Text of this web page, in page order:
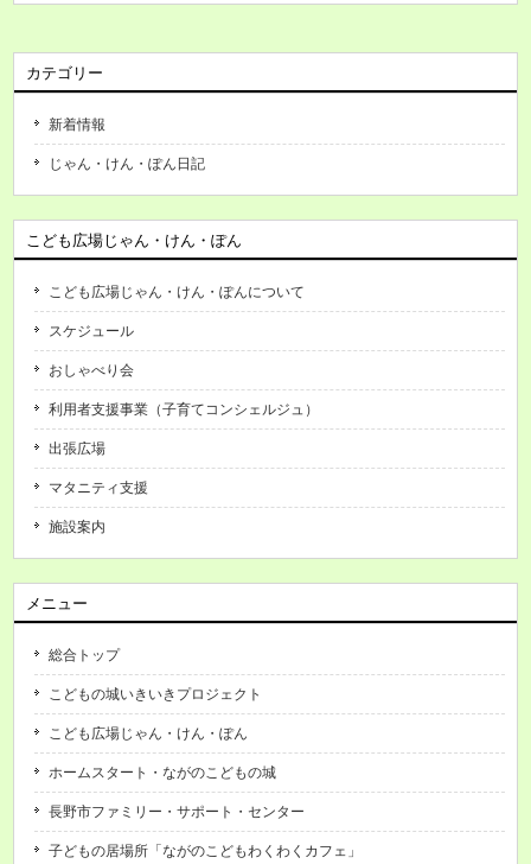
カテゴリー
新着情報
じゃん・けん・ぽん日記
こども広場じゃん・けん・ぽん
こども広場じゃん・けん・ぽんについて
スケジュール
おしゃべり会
利用者支援事業（子育てコンシェルジュ）
出張広場
マタニティ支援
施設案内
メニュー
総合トップ
こどもの城いきいきプロジェクト
こども広場じゃん・けん・ぽん
ホームスタート・ながのこどもの城
長野市ファミリー・サポート・センター
子どもの居場所「ながのこどもわくわくカフェ」